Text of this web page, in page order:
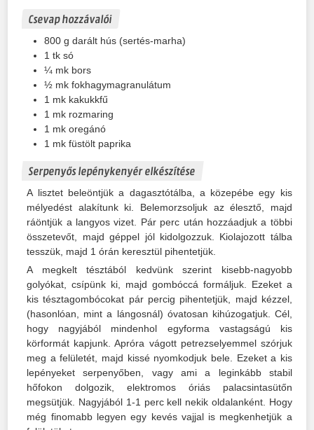
Csevap hozzávalói
800 g darált hús (sertés-marha)
1 tk só
¼ mk bors
½ mk fokhagymagranulátum
1 mk kakukkfű
1 mk rozmaring
1 mk oregánó
1 mk füstölt paprika
Serpenyős lepénykenyér elkészítése
A lisztet beleöntjük a dagasztótálba, a közepébe egy kis
mélyedést alakítunk ki. Belemorzsoljuk az élesztő, majd
ráöntjük a langyos vizet. Pár perc után hozzáadjuk a többi
összetevőt, majd géppel jól kidolgozzuk. Kiolajozott tálba
tesszük, majd 1 órán keresztül pihentetjük.
A megkelt tésztából kedvünk szerint kisebb-nagyobb
golyókat, csípünk ki, majd gombóccá formáljuk. Ezeket a
kis tésztagombócokat pár percig pihentetjük, majd kézzel,
(hasonlóan, mint a lángosnál) óvatosan kihúzogatjuk. Cél,
hogy nagyjából mindenhol egyforma vastagságú kis
körformát kapjunk. Apróra vágott petrezselyemmel szórjuk
meg a felületét, majd kissé nyomkodjuk bele. Ezeket a kis
lepényeket serpenyőben, vagy ami a leginkább stabil
hőfokon dolgozik, elektromos óriás palacsintasütőn
megsütjük. Nagyjából 1-1 perc kell nekik oldalanként. Hogy
még finomabb legyen egy kevés vajjal is megkenhetjük a